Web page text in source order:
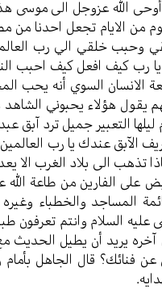
الله عزوجل الى موسى
من الايام تجعل احدنا
وحبب خلقي الي رب
رب كيف افعل كيف احبب
الانسان السوي أنه يحب
يقول هؤلاء يحبوني
ليلها التعبير جميل ترد
الآبق عندك يا رب
تذهب الى بلاد الغرب الا
على الفارين من طاعة الله
المساجد والخطباء
عليه السلام وانتم
يريد أن يطيل الحديث مع
فنائك؟ قال الجاهل بأمام